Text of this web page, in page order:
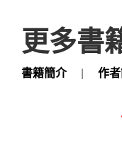
更多書
書籍簡介 作